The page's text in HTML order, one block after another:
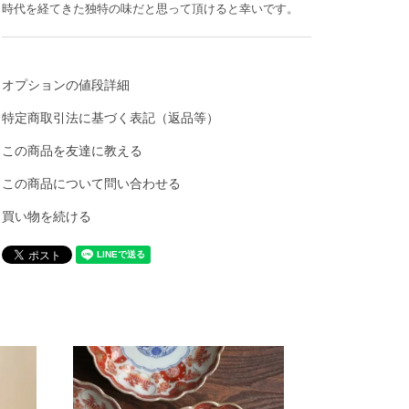
時代を経てきた独特の味だと思って頂けると幸いです。
オプションの値段詳細
特定商取引法に基づく表記（返品等）
この商品を友達に教える
この商品について問い合わせる
買い物を続ける